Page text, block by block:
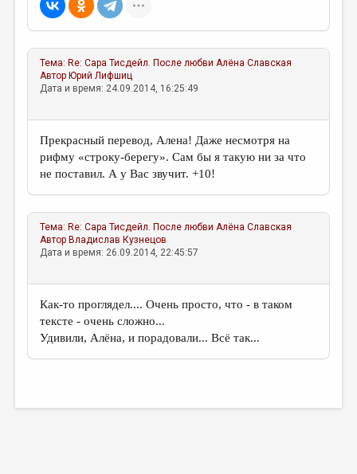
ВКОНТАКТЕ
Тема: Re: Сара Тисдейл. После любви Алёна Славская
Автор Юрий Лифшиц
Дата и время: 24.09.2014, 16:25:49
Прекрасный перевод, Алена! Даже несмотря на
рифму «строку-берегу». Сам бы я такую ни за что
не поставил. А у Вас звучит. +10!
Тема: Re: Сара Тисдейл. После любви Алёна Славская
Автор Владислав Кузнецов
Дата и время: 26.09.2014, 22:45:57
Как-то проглядел.... Очень просто, что - в таком
тексте - очень сложно...
Удивили, Алёна, и порадовали... Всё так...